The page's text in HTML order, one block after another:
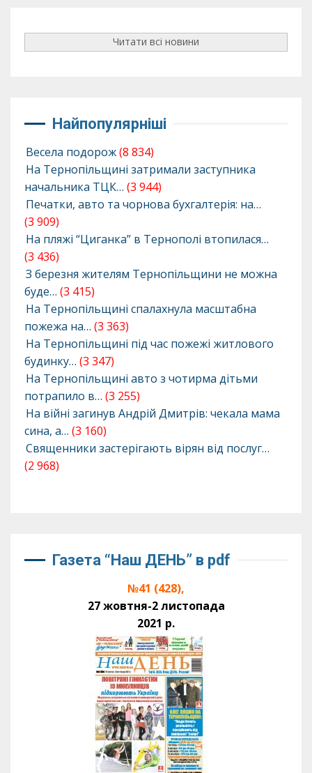
Читати всі новини
Найпопулярніші
Весела подорож(8 834)
На Тернопільщині затримали заступника
начальника ТЦК… (3 944)
Печатки, авто та чорнова бухгалтерія: на…
(3 909)
На пляжі “Циганка” в Тернополі втопилася…
(3 436)
З березня жителям Тернопільщини не можна
буде… (3 415)
На Тернопільщині спалахнула масштабна
пожежа на… (3 363)
На Тернопільщині під час пожежі житлового
будинку… (3 347)
На Тернопільщині авто з чотирма дітьми
потрапило в… (3 255)
На війні загинув Андрій Дмитрів: чекала мама
сина, а… (3 160)
Священники застерігають вірян від послуг…
(2 968)
Газета “Наш ДЕНЬ” в pdf
№41 (428),
27 жовтня-2 листопада
2021 р.